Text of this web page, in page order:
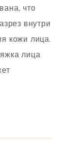
что
внутри
кожи лица.
лица